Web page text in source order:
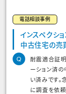
電話相談事例
インスペクシ
中古住宅の売
耐震適合証
ーション済
い済みです
に調査を依